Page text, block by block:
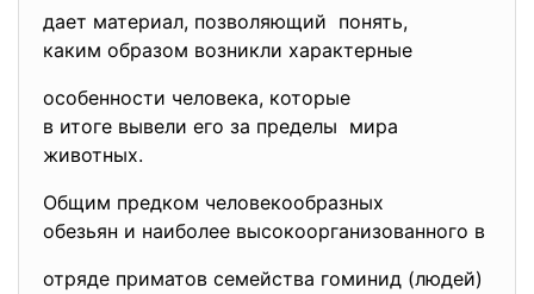
дает материал, позволяющий понять,
каким образом возникли характерные
особенности человека, которые
в итоге вывели его за пределы мира
животных.
Общим предком человекообразных
обезьян и наиболее высокоорганизованного в
отряде приматов семейства гоминид (людей)